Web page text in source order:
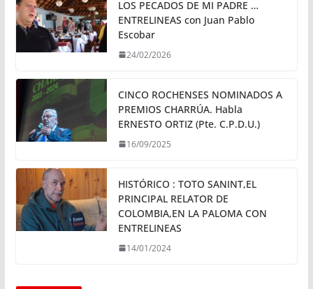
LOS PECADOS DE MI PADRE …
ENTRELINEAS con Juan Pablo
Escobar
24/02/2026
CINCO ROCHENSES NOMINADOS A
PREMIOS CHARRÚA. Habla
ERNESTO ORTIZ (Pte. C.P.D.U.)
16/09/2025
HISTÓRICO : TOTO SANINT,EL
PRINCIPAL RELATOR DE
COLOMBIA,EN LA PALOMA CON
ENTRELINEAS
14/01/2024